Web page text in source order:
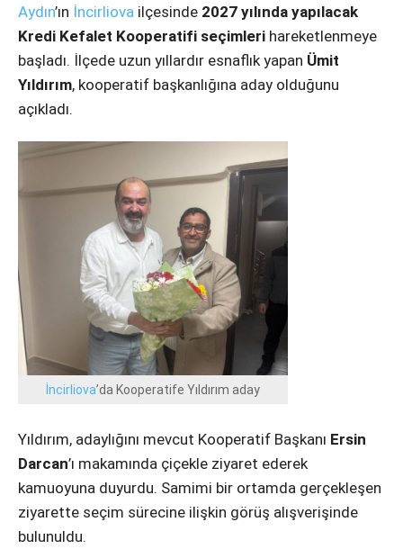
Facebook
Aydın’ın İncirliova ilçesinde 2027 yılında yapılacak
Kredi Kefalet Kooperatifi seçimleri hareketlenmeye
başladı. İlçede uzun yıllardır esnaflık yapan Ümit
Yıldırım, kooperatif başkanlığına aday olduğunu
açıkladı.
İncirliova’da Kooperatife Yıldırım aday
Yıldırım, adaylığını mevcut Kooperatif Başkanı Ersin
Darcan’ı makamında çiçekle ziyaret ederek
kamuoyuna duyurdu. Samimi bir ortamda gerçekleşen
ziyarette seçim sürecine ilişkin görüş alışverişinde
bulunuldu.